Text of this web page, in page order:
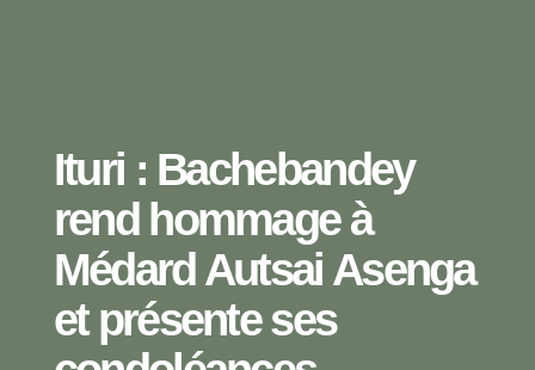
Ituri : Bachebandey
rend hommage à
Médard Autsai Asenga
et présente ses